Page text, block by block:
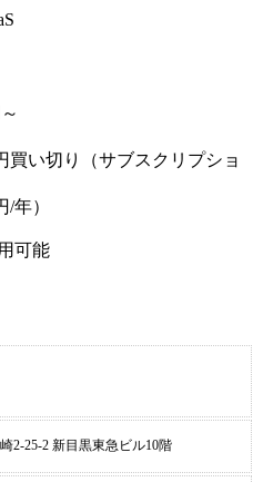
買い切り（サブスクリプショ
年）
可能
2-25-2 新目黒東急ビル10階